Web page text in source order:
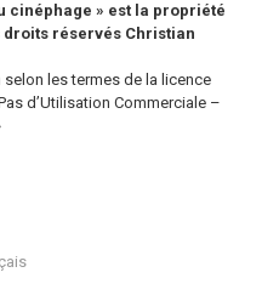
cinéphage » est la propriété
droits réservés Christian
les termes de la licence
d’Utilisation Commerciale –